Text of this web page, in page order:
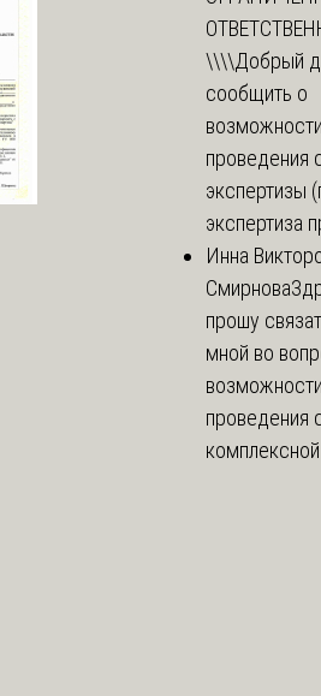
\\\\Добрый
сообщить о
возможности
проведения
экспертизы
экспертиза
Инна
Смирнова
прошу
мной во
возможности
проведения
комплексной